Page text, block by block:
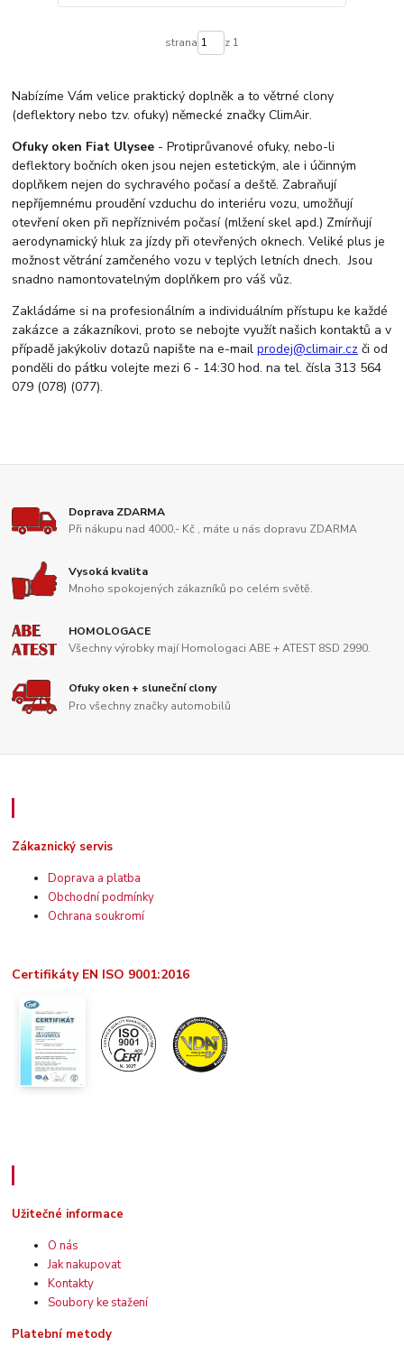
strana z 1
Nabízíme Vám velice praktický doplněk a to větrné clony
(deflektory nebo tzv. ofuky) německé značky ClimAir.
Ofuky oken Fiat Ulysee - Protiprůvanové ofuky, nebo-li
deflektory bočních oken jsou nejen estetickým, ale i účinným
doplňkem nejen do sychravého počasí a deště. Zabraňují
nepříjemnému proudění vzduchu do interiéru vozu, umožňují
otevření oken při nepříznivém počasí (mlžení skel apd.) Zmírňují
aerodynamický hluk za jízdy při otevřených oknech. Veliké plus je
možnost větrání zamčeného vozu v teplých letních dnech. Jsou
snadno namontovatelným doplňkem pro váš vůz.
Zakládáme si na profesionálním a individuálním přístupu ke každé
zakázce a zákazníkovi, proto se nebojte využít našich kontaktů a v
případě jakýkoliv dotazů napište na e-mailprodej@climair.cz či od
ponděli do pátku volejte mezi 6 - 14:30 hod. na tel. čísla 313 564
079 (078) (077).
Doprava ZDARMA
Při nákupu nad 4000,- Kč , máte u nás dopravu ZDARMA
Vysoká kvalita
Mnoho spokojených zákazníků po celém světě.
HOMOLOGACE
Všechny výrobky mají Homologaci ABE + ATEST 8SD 2990.
Ofuky oken + sluneční clony
Pro všechny značky automobilů
Zákaznický servis
Doprava a platba
Obchodní podmínky
Ochrana soukromí
Certifikáty EN ISO 9001:2016
Užitečné informace
O nás
Jak nakupovat
Kontakty
Soubory ke stažení
Platební metody